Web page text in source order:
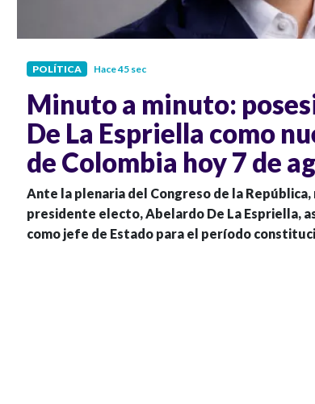
POLÍTICA Hace 45 sec
Minuto a minuto:
De La Espriella como
de Colombia hoy 7 de
Ante la plenaria del Congreso de la
presidente electo, Abelardo De La Espriella,
como jefe de Estado para el período